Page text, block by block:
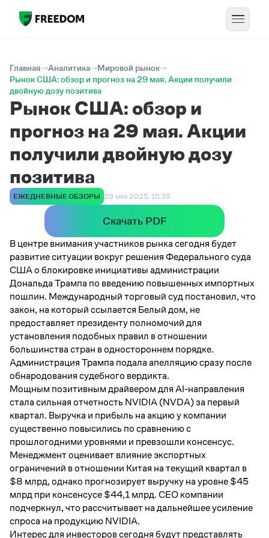
Главная Аналитика
Мировой рынок
Рынок США: обзор и прогноз на 29 мая. Акции получили
двойную дозу позитива
Рынок США: обзор и
прогноз на 29 мая. Акции
получили двойную дозу
позитива
ЕЖЕДНЕВНЫЕ ОБЗОРЫ 29 мая 2025, 15:35
Скачать PDF
В центре внимания участников рынка сегодня будет
развитие ситуации вокруг решения Федерального суда
США о блокировке инициативы администрации
Дональда Трампа по введению повышенных импортных
пошлин. Международный торговый суд постановил, что
закон, на который ссылается Белый дом, не
предоставляет президенту полномочий для
установления подобных правил в отношении
большинства стран в одностороннем порядке.
Администрация Трампа подала апелляцию сразу после
обнародования судебного вердикта.
Мощным позитивным драйвером для AI-направления
стала сильная отчетность NVIDIA (NVDA) за первый
квартал. Выручка и прибыль на акцию у компании
существенно повысились по сравнению с
прошлогодними уровнями и превзошли консенсус.
Менеджмент оценивает влияние экспортных
ограничений в отношении Китая на текущий квартал в
$8 млрд, однако прогнозирует выручку на уровне $45
млрд при консенсусе $44,1 млрд. CEO компании
подчеркнул, что рассчитывает на дальнейшее усиление
спроса на продукцию NVIDIA.
Интерес для инвесторов сегодня будут представлять